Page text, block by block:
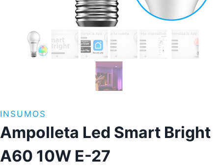
INSUMOS
Ampolleta Led Smart Bright
A60 10W E-27